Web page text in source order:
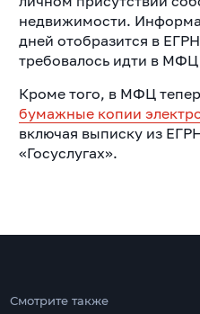
недвижимости.
дней отобразится в
требовалось идти в МФЦ
Кроме того, в МФЦ
бумажные копии
включая выписку из
«Госуслугах».
Смотрите также